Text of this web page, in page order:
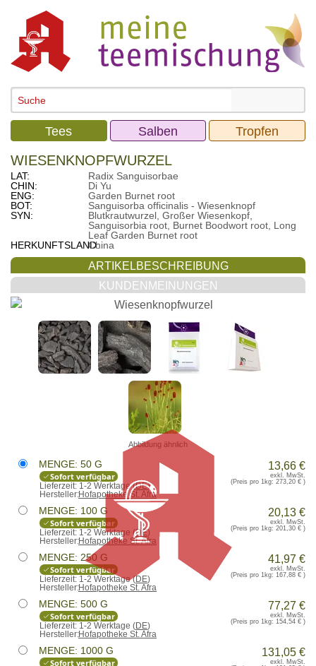
Tees Salben Tropfen
WIESENKNOPFWURZEL
LAT:
Radix Sanguisorbae
CHIN:
Di Yu
ENG:
Garden Burnet root
BOT:
Sanguisorba officinalis - Wiesenknopf
SYN:
Blutkrautwurzel, Großer Wiesenkopf,
Sanguisorbia root, Burnet Boodwort root, Long
Leaf Garden Burnet root
HERKUNFTSLAND:China
ARTIKELBESCHREIBUNG
KUNDENMEINUNGEN
Abbildung ähnlich
MENGE: 50 G
Sofort verfügbar
Lieferzeit: 1-2 Werktage (DE)
Hersteller:Hofapotheke St. Afra
13,66 €
exkl. MwSt.
(Preis pro 1kg: 273,20 €)
MENGE: 100 G
Sofort verfügbar
Lieferzeit: 1-2 Werktage (DE)
Hersteller:Hofapotheke St. Afra
20,13 €
exkl. MwSt.
(Preis pro 1kg: 201,30 €)
MENGE: 250 G
Sofort verfügbar
Lieferzeit: 1-2 Werktage (DE)
Hersteller:Hofapotheke St. Afra
41,97 €
exkl. MwSt.
(Preis pro 1kg: 167,88 €)
MENGE: 500 G
Sofort verfügbar
Lieferzeit: 1-2 Werktage (DE)
Hersteller:Hofapotheke St. Afra
77,27 €
exkl. MwSt.
(Preis pro 1kg: 154,54 €)
MENGE: 1000 G
Sofort verfügbar
131,05 €
exkl. MwSt.